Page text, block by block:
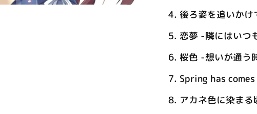
4. 後ろ姿を追いかけ
5. 恋夢 -隣にはいつ
6. 桜色 -想いが通う
7. Spring has comes
8. アカネ色に染まる